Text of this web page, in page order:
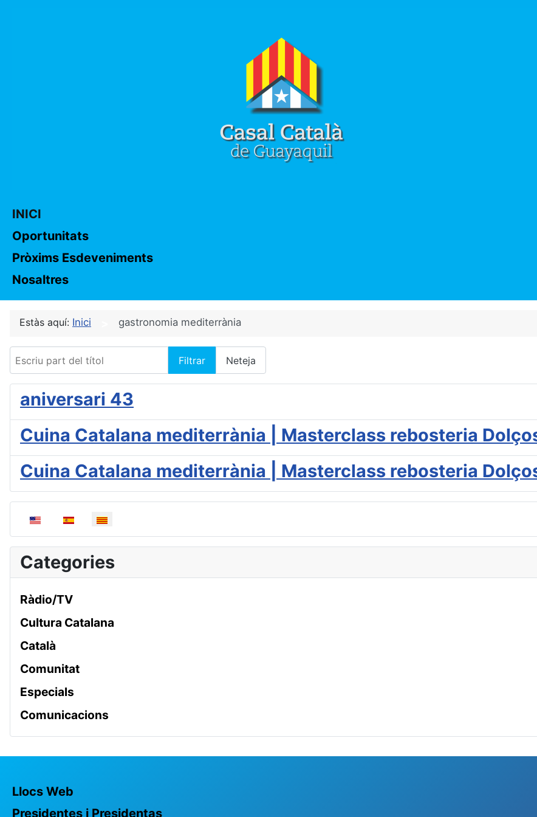
INICI
Oportunitats
Pròxims Esdeveniments
Nosaltres
Estàs aquí: Inici gastronomia mediterrània
Escriu part del títol
Filtrar Neteja
aniversari 43
Cuina Catalana mediterrània | Masterclass rebosteria
Cuina Catalana mediterrània | Masterclass rebosteria
Seleccioni el seu idioma
Categories
Ràdio/TV
Cultura Catalana
Català
Comunitat
Especials
Comunicacions
Llocs Web
Presidentes i Presidentas